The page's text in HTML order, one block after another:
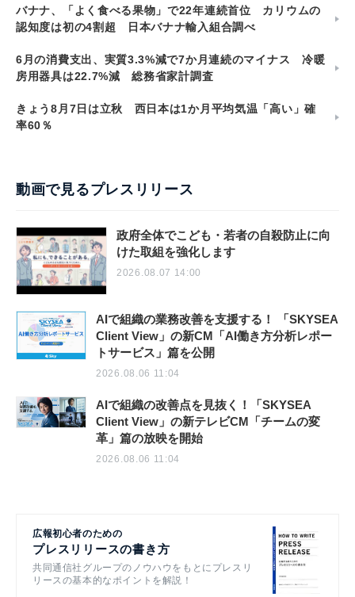
バナナ、「よく食べる果物」で22年連続首位 カリウムの
認知度は初の4割超 日本バナナ輸入組合調べ
6月の消費支出、実質3.3%減で7か月連続のマイナス 冷暖
房用器具は22.7%減 総務省家計調査
きょう8月7日は立秋 西日本は1か月平均気温「高い」確
率60％
動画で見るプレスリリース
政府全体でこども・若者の自殺防止に向
けた取組を強化します
2026.08.07 14:00
AIで組織の業務改善を支援する！ 「SKYSEA
Client View」の新CM「AI働き方分析レポー
トサービス」篇を公開
2026.08.06 11:04
AIで組織の改善点を見抜く！「SKYSEA
Client View」の新テレビCM「チームの変
革」篇の放映を開始
2026.08.06 11:04
広報初心者のための
プレスリリースの書き方
共同通信社グループのノウハウをもとにプレスリ
リースの基本的なポイントを解説！